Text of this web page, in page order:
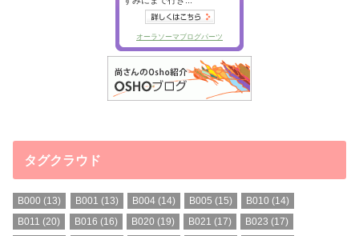
タグクラウド
B000 (13) B001 (13) B004(14) B005 (15) B010 (14)
B011 (20) B016 (16) B020 (19) B021 (17) B023 (17)